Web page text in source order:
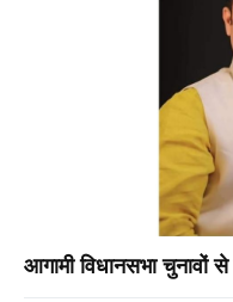
आगामी विधानसभा चुनावों